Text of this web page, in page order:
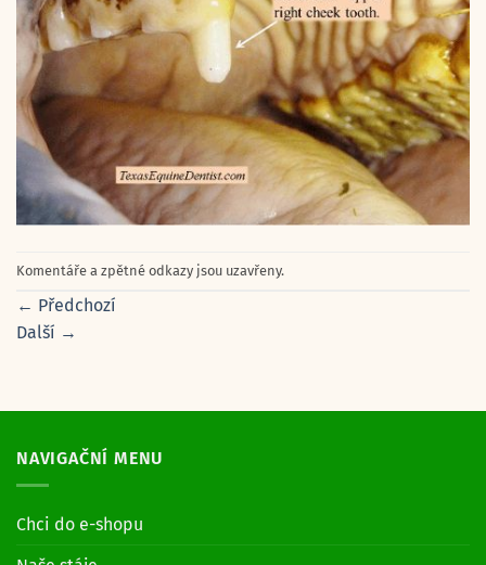
Komentáře a zpětné odkazy jsou uzavřeny.
← Předchozí
Další →
NAVIGAČNÍ MENU
Chci do e-shopu